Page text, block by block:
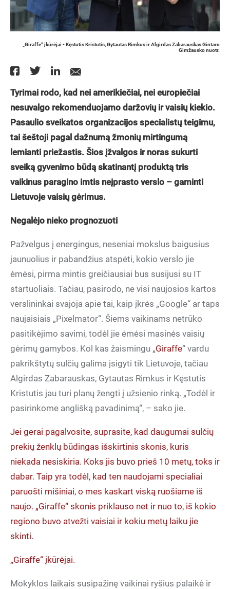
„Giraffe“ įkūrėjai - Kęstutis Kristutis, Gytautas Rimkus ir Algirdas Zabarauskas Gintaro
Gimžausko nuotr.
Tyrimai rodo, kad nei amerikiečiai, nei europiečiai
nesuvalgo rekomenduojamo daržovių ir vaisių kiekio.
Pasaulio sveikatos organizacijos specialistų teigimu,
tai šeštoji pagal dažnumą žmonių mirtingumą
lemianti priežastis. Šios įžvalgos ir noras sukurti
sveiką gyvenimo būdą skatinantį produktą tris
vaikinus paragino imtis neįprasto verslo – gaminti
Lietuvoje vaisių gėrimus.
Negalėjo nieko prognozuoti
Pažvelgus į energingus, neseniai mokslus baigusius
jaunuolius ir pabandžius atspėti, kokio verslo jie
ėmėsi, pirma mintis greičiausiai bus susijusi su IT
startuoliais. Tačiau, pasirodo, ne visi naujosios kartos
verslininkai svajoja apie tai, kaip įkrės „Google“ ar taps
naujaisiais „Pixelmator“. Šiems vaikinams netrūko
pasitikėjimo savimi, todėl jie ėmėsi masinės vaisių
gėrimų gamybos. Kol kas žaismingu „Giraffe“ vardu
pakrikštytų sulčių galima įsigyti tik Lietuvoje, tačiau
Algirdas Zabarauskas, Gytautas Rimkus ir Kęstutis
Kristutis jau turi planų žengti į užsienio rinką. „Todėl ir
pasirinkome anglišką pavadinimą“, – sako jie.
Jei gerai pagalvosite, suprasite, kad daugumai sulčių
prekių ženklų būdingas išskirtinis skonis, kuris
niekada nesiskiria. Koks jis buvo prieš 10 metų, toks ir
dabar. Taip yra todėl, kad ten naudojami specialiai
paruošti mišiniai, o mes kaskart viską ruošiame iš
naujo. „Giraffe“ skonis priklauso net ir nuo to, iš kokio
regiono buvo atvežti vaisiai ir kokiu metų laiku jie
skinti.
„Giraffe“ įkūrėjai.
Mokyklos laikais susipažinę vaikinai ryšius palaikė ir